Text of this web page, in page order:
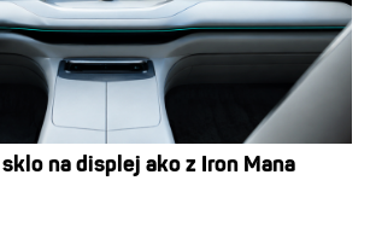
na displej ako z Iron Mana